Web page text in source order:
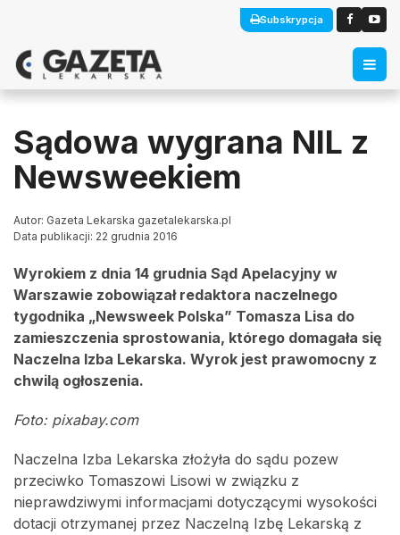
Subskrypcja
Sądowa wygrana NIL z
Newsweekiem
Autor: Gazeta Lekarska gazetalekarska.pl
Data publikacji: 22 grudnia 2016
Wyrokiem z dnia 14 grudnia Sąd Apelacyjny w
Warszawie zobowiązał redaktora naczelnego
tygodnika „Newsweek Polska” Tomasza Lisa do
zamieszczenia sprostowania, którego domagała się
Naczelna Izba Lekarska. Wyrok jest prawomocny z
chwilą ogłoszenia.
Foto: pixabay.com
Naczelna Izba Lekarska złożyła do sądu pozew
przeciwko Tomaszowi Lisowi w związku z
nieprawdziwymi informacjami dotyczącymi wysokości
dotacji otrzymanej przez Naczelną Izbę Lekarską z